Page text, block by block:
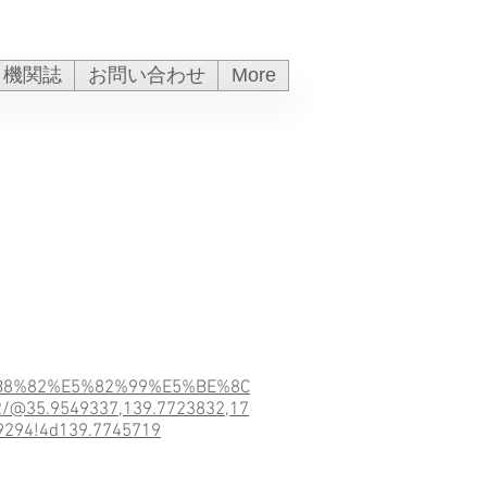
機関誌 お問い合わせ More
@35.9549337,139.7723832,17